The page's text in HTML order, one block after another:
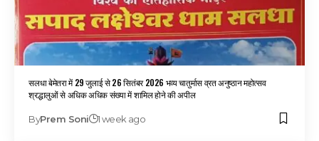
सलधा बेमेतरा में 29 जुलाई से 26 सितंबर 2026 भव्य चातुर्मास व्रत अनुष्ठान महोत्सव
श्रद्धालुओं से अधिक अधिक संख्या में शामिल होने की अपील
ByPrem Soni 1 week ago